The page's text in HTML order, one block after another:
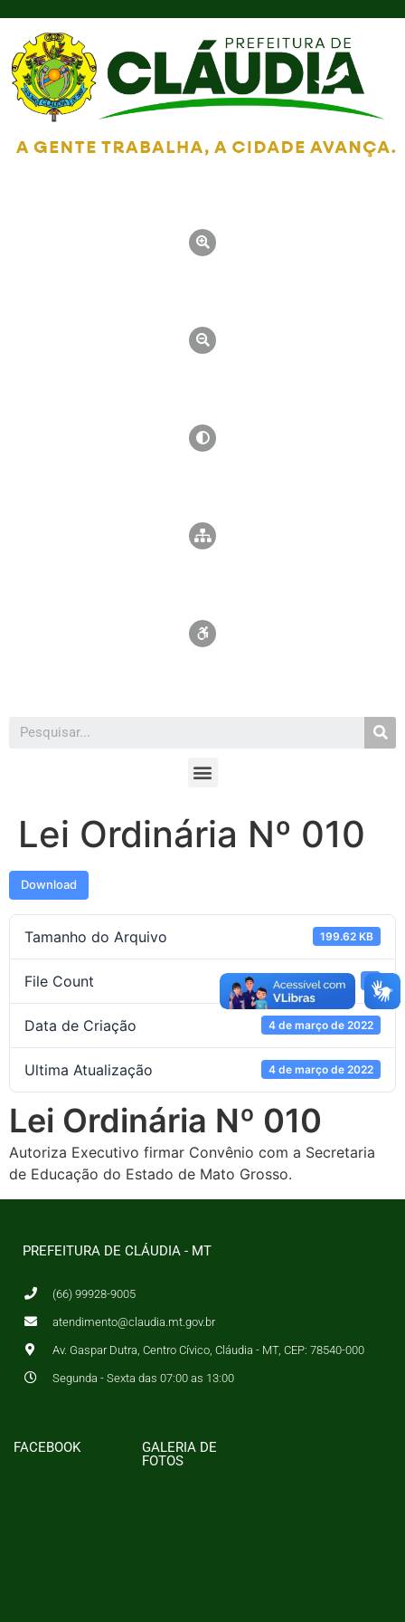
Lei Ordinária Nº 010
Download
Tamanho do Arquivo 199.62 KB
File Count 1
Data de Criação 4 de março de 2022
Ultima Atualização 4 de março de 2022
Lei Ordinária Nº 010
Autoriza Executivo firmar Convênio com a Secretaria
de Educação do Estado de Mato Grosso.
PREFEITURA DE CLÁUDIA - MT
(66) 99928-9005
atendimento@claudia.mt.gov.br
Av. Gaspar Dutra, Centro Cívico, Cláudia - MT, CEP: 78540-000
Segunda - Sexta das 07:00 as 13:00
FACEBOOK
GALERIA DE
FOTOS